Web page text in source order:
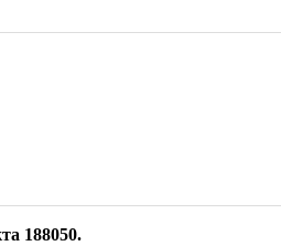
188050.